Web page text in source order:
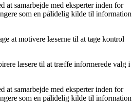
samarbejde med eksperter inden for
som en pålidelig kilde til information
at motivere læserne til at tage kontrol
læsere til at træffe informerede valg i
samarbejde med eksperter inden for
som en pålidelig kilde til information